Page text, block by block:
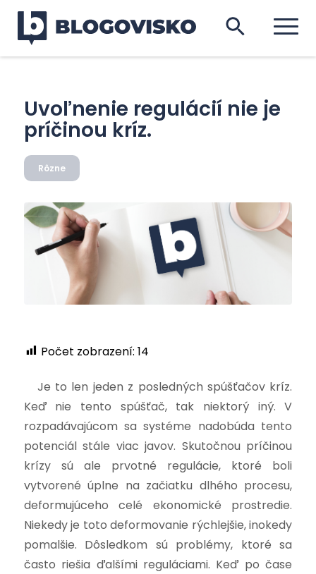
Uvoľnenie regulácií nie je
príčinou kríz.
Rôzne
Počet zobrazení: 14
Je to len jeden z posledných spúšťačov kríz.
Keď nie tento spúšťač, tak niektorý iný. V
rozpadávajúcom sa systéme nadobúda tento
potenciál stále viac javov. Skutočnou príčinou
krízy sú ale prvotné regulácie, ktoré boli
vytvorené úplne na začiatku dlhého procesu,
deformujúceho celé ekonomické prostredie.
Niekedy je toto deformovanie rýchlejšie, inokedy
pomalšie. Dôsledkom sú problémy, ktoré sa
často riešia ďalšími reguláciami. Keď po čase